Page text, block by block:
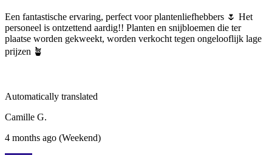
Een fantastische ervaring, perfect voor plantenliefhebbers 🌷 Het
personeel is ontzettend aardig!! Planten en snijbloemen die ter
plaatse worden gekweekt, worden verkocht tegen ongelooflijk lage
prijzen 🪴
Automatically translated
Camille G.
4 months ago (Weekend)